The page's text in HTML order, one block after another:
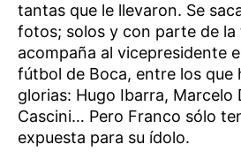
tantas que le llevaron. Se
fotos; solos y con parte de la
acompaña al vicepresidente
fútbol de Boca, entre los que
glorias: Hugo Ibarra, Marcelo
Cascini… Pero Franco sólo
expuesta para su ídolo.